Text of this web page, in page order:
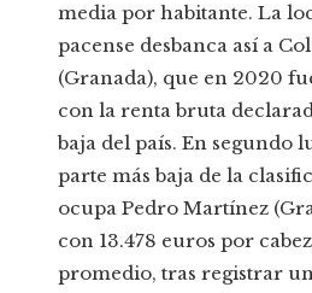
media por habitante. La
pacense desbanca así a
(Granada), que en 2020
con la renta bruta
baja del país. En segundo
parte más baja de la
ocupa Pedro Martínez
con 13.478 euros por
promedio, tras registrar